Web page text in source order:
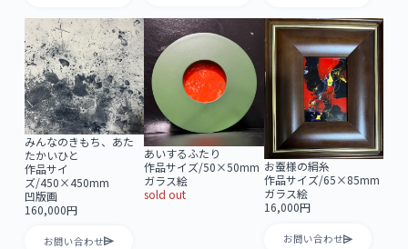
みんなのきもち、あた
たかいひと
作品サイ
ズ/450×450mm
凹版画
160,000円
お問い合わせ
あいするふたり
作品サイズ/50×50mm
ガラス絵
sold out
お蚕様の絹糸
作品サイズ/65×85mm
ガラス絵
16,000円
お問い合わせ